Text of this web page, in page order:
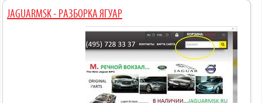
JAGUARMSK - РАЗБОРКА ЯГУАР